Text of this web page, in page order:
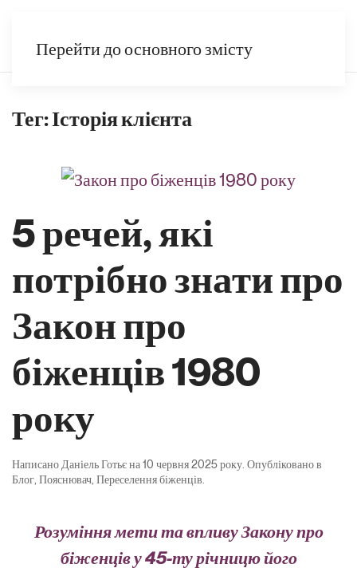
Перейти до основного змісту
Тег:Історія клієнта
5 речей, які
потрібно знати про
Закон про
біженців 1980
року
Написано Даніель Готьєна10 червня 2025 року . Опубліковано в
Блог Пояснювач Переселення біженців
Розуміння мети та впливу Закону про
біженців у 45-ту річницю його